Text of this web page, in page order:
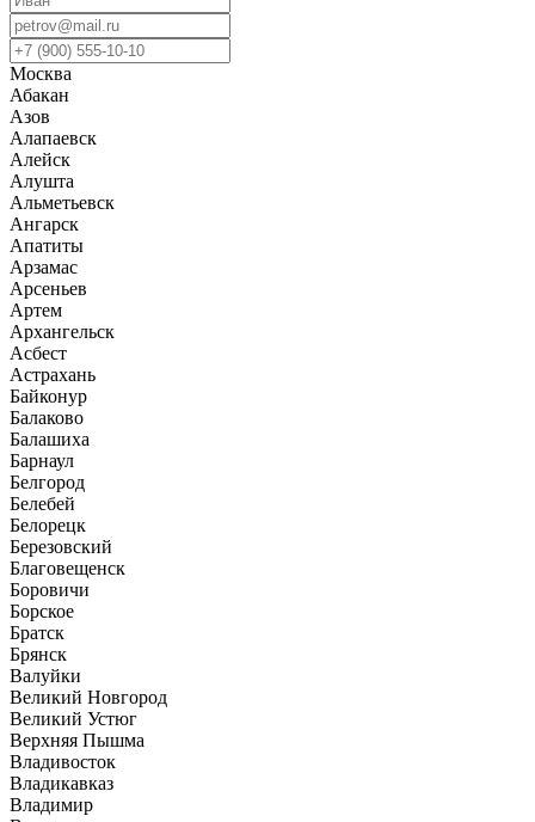
Москва
Абакан
Азов
Алапаевск
Алейск
Алушта
Альметьевск
Ангарск
Апатиты
Арзамас
Арсеньев
Артем
Архангельск
Асбест
Астрахань
Байконур
Балаково
Балашиха
Барнаул
Белгород
Белебей
Белорецк
Березовский
Благовещенск
Боровичи
Борское
Братск
Брянск
Валуйки
Великий Новгород
Великий Устюг
Верхняя Пышма
Владивосток
Владикавказ
Владимир